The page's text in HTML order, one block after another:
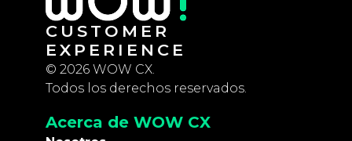
CUSTOMER
EXPERIENCE
© 2026 WOW CX.
Todos los derechos reservados.
Acerca de WOW CX